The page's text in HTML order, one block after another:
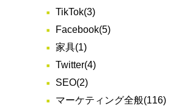
TikTok(3)
Facebook(5)
家具(1)
Twitter(4)
SEO(2)
マーケティング全般(116)